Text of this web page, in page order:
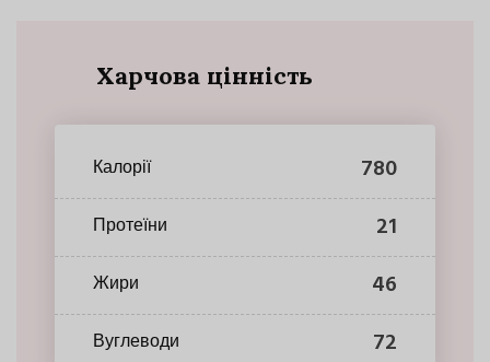
Харчова цінність
Калорії 780
Протеїни 21
Жири 46
Вуглеводи 72